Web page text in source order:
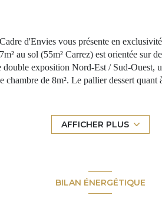
d'Envies vous présente en
au sol (55m² Carrez) est orientée sur
exposition Nord-Est / Sud-Ouest,
de 8m². Le pallier dessert
de 400€ en moyenne par an). Une
l'espace salon. Un Box extérieur
à me contacter si vous souhaitez venir
de vérifier vos spams régulièrement en
AFFICHER PLUS
BILAN ÉNERGÉTIQUE